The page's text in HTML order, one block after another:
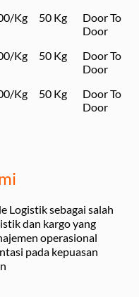
Kg 50 Kg
Door To
Door
Kg 50 Kg
Door To
Door
Kg 50 Kg
Door To
Door
Logistik sebagai salah
dan kargo yang
operasional
pada kepuasan